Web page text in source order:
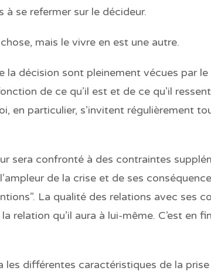
se refermer sur le décideur.
mais le vivre en est une autre.
la décision sont pleinement vécues par le
de ce qu’il est et de ce qu’il
en particulier, s’invitent régulièrement
sera confronté à des contraintes
de la crise et de ses
La qualité des relations avec ses
relation qu’il aura à lui-même. C’est en
les différentes caractéristiques de la